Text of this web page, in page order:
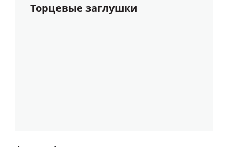
Торцевые заглушки